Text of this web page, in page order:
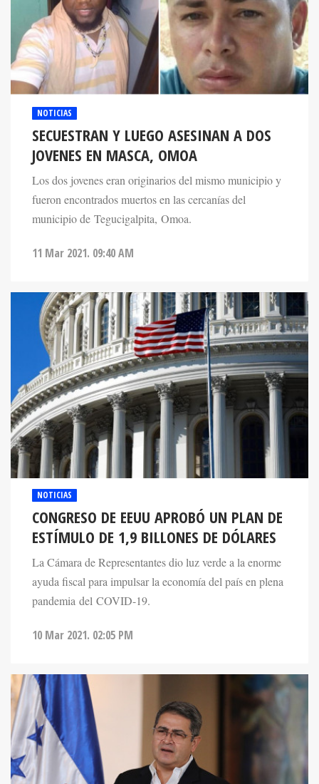
NOTICIAS
SECUESTRAN Y LUEGO ASESINAN A DOS
JOVENES EN MASCA, OMOA
Los dos jovenes eran originarios del mismo municipio y
fueron encontrados muertos en las cercanías del
municipio de Tegucigalpita, Omoa.
11 Mar 2021. 09:40 AM
NOTICIAS
CONGRESO DE EEUU APROBÓ UN PLAN DE
ESTÍMULO DE 1,9 BILLONES DE DÓLARES
La Cámara de Representantes dio luz verde a la enorme
ayuda fiscal para impulsar la economía del país en plena
pandemia del COVID-19.
10 Mar 2021. 02:05 PM